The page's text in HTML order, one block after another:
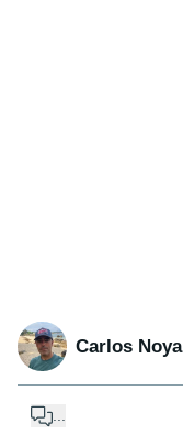
Carlos Noya
...